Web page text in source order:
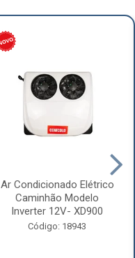
Ar Condicionado Elétrico
Caminhão Modelo
Inverter 12V- XD900
Código: 18943